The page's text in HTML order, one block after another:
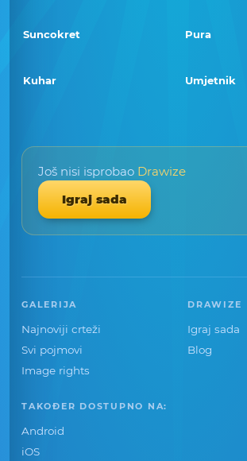
Suncokret Pura
Kuhar Umjetnik
Još nisi isprobao Drawize
Igraj sada
GALERIJA
Najnoviji crteži
Svi pojmovi
Image rights
DRAWIZE
Igraj sada
Blog
TAKOĐER DOSTUPNO NA:
Android
iOS